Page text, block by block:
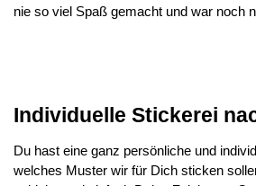
nie so viel Spaß gemacht und war noch
Individuelle Stickerei
Du hast eine ganz persönliche und
welches Muster wir für Dich sticken